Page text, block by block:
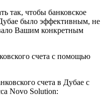
так, чтобы банковское
было эффективным, не
Вашим конкретным
счета с помощью
счета в Дубае с
Novo Solution: